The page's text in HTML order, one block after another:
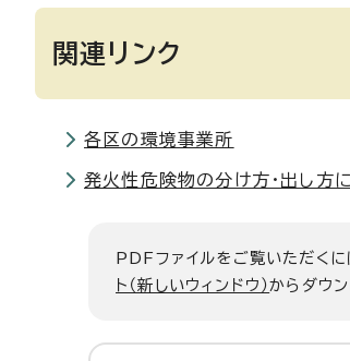
関連リンク
各区の環境事業所
発火性危険物の分け方・出し方
PDFファイルをご覧いただく
ト（新しいウィンドウ）からダウン